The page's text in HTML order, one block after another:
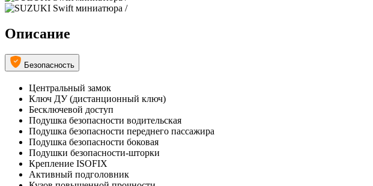
Описание
Безопасность
Центральный замок
Ключ ДУ (дистанционный ключ)
Бесключевой доступ
Подушка безопасности водительская
Подушка безопасности переднего пассажира
Подушка безопасности боковая
Подушки безопасности-шторки
Крепление ISOFIX
Активный подголовник